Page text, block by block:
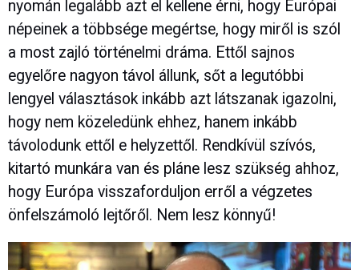
nyomán legalább azt el kellene érni, hogy Európai
népeinek a többsége megértse, hogy miről is szól
a most zajló történelmi dráma. Ettől sajnos
egyelőre nagyon távol állunk, sőt a legutóbbi
lengyel választások inkább azt látszanak igazolni,
hogy nem közeledünk ehhez, hanem inkább
távolodunk ettől e helyzettől. Rendkívül szívós,
kitartó munkára van és pláne lesz szükség ahhoz,
hogy Európa visszaforduljon erről a végzetes
önfelszámoló lejtőről. Nem lesz könnyű!